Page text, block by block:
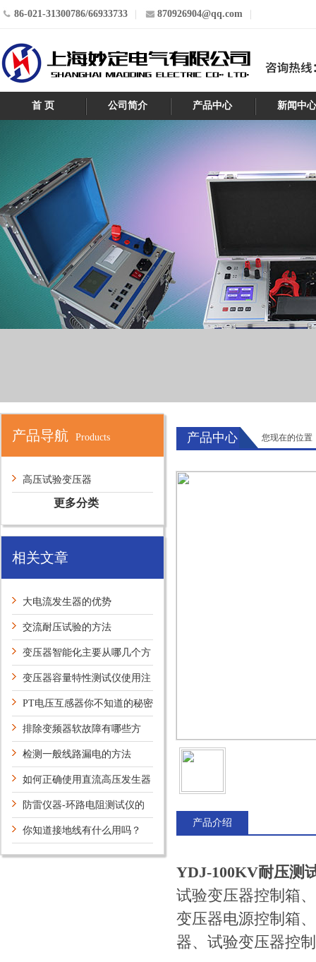
86-021-31300786/66933733 870926904@qq.com
首 页 公司简介 产品中心 新闻中
产品导航 Products
高压试验变压器
更多分类
相关文章
大电流发生器的优势
交流耐压试验的方法
变压器智能化主要从哪几个方
面实现？
变压器容量特性测试仪使用注
意事项及使用方法
PT电压互感器你不知道的秘密
排除变频器软故障有哪些方
法？检测一般线路漏电的方法
如何正确使用直流高压发生器
呢？防雷仪器-环路电阻测试仪的
应用领域
你知道接地线有什么用吗？
产品中心 您现在的位置
产品介绍
YDJ-100KV耐压测
试验变压器控制箱
变压器电源控制箱
器、试验变压器控